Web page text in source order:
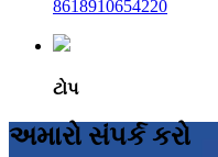
8618910654220
ટોપ
અમારો સંપર્ક કરો